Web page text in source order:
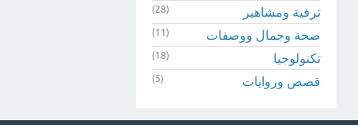
ترفية ومشاهير (28)
صحة وجمال ووصفات (11)
تكنولوجيا (18)
قصص وروايات (5)